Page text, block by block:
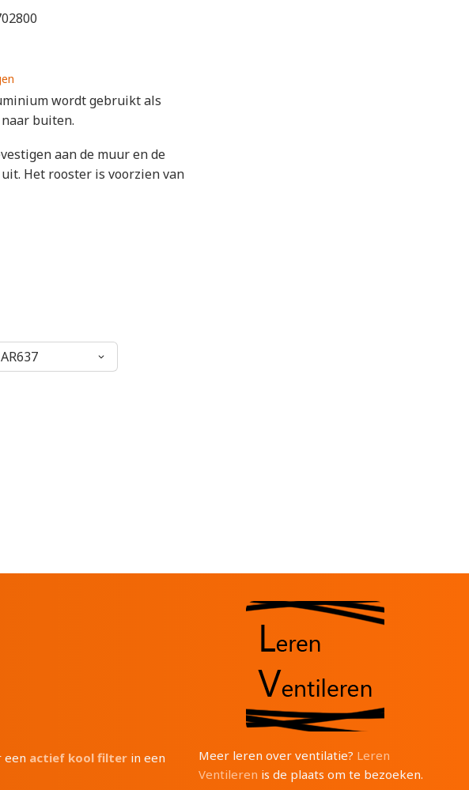
wordt gebruikt als
buiten.
aan de muur en de
Het rooster is voorzien van
een actief kool filter in een
Meer leren over ventilatie? Leren
Ventileren is de plaats om te bezoeken.